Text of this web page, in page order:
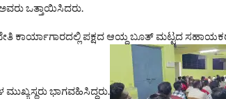
ಒತ್ತಾಯಿಸಿದರು.
ಕಾರ್ಯಾಗಾರದಲ್ಲಿ ಪಕ್ಷದ ಆಯ್ದ ಬೂತ್ ಮಟ್ಟದ
ಮುಖ್ಯಸ್ಥರು ಭಾಗವಹಿಸಿದ್ದರು.